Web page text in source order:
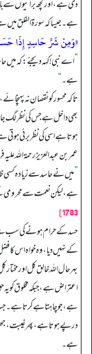
دی ہے، اور کچھ برائیوں سے
ہے۔ جیسا کہ سورة الفلق
«وَمِنْ شَرِّ حَاسِدٍ إِذَا
”اے نبی! کہہ دیجئے: کہ میں
ہے۔“
تاکہ محسور کو نقصان نہ
بھی داخل ہے جس کی نظر لگ
ہوتا ہے اسی کی نظر برئی
عمر بن عبد العزیز رحمة الله
”میں نے حاسد سے زیادہ کسی
ہے، لیکن نعمت سے
1783]
حسد کے حرام ہونے کی سب سے
کے نہیں دیا، وہ خواہ اس کا
بہرحال الله خالق کل اور
اعتراض ہے، جبکہ مخلوق کو
ہے، جو چاہتا ہے کرتا ہے۔
در پے ہوتا ہے، پھر غیبت،
ہے۔